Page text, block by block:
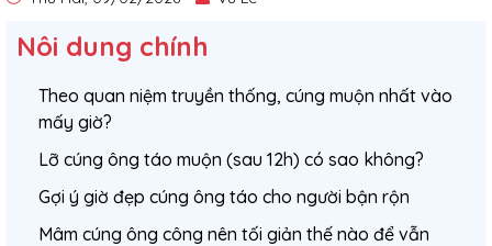
Nôi dung chính
Theo quan niệm truyền thống, cúng muộn nhất vào
mấy giờ?
Lỡ cúng ông táo muộn (sau 12h) có sao không?
Gợi ý giờ đẹp cúng ông táo cho người bận rộn
Mâm cúng ông công nên tối giản thế nào để vẫn